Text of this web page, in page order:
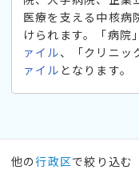
医療を支える中核病
けられます。「病院
ァイル、「クリニッ
ァイル となります。
他の行政区で絞り込む